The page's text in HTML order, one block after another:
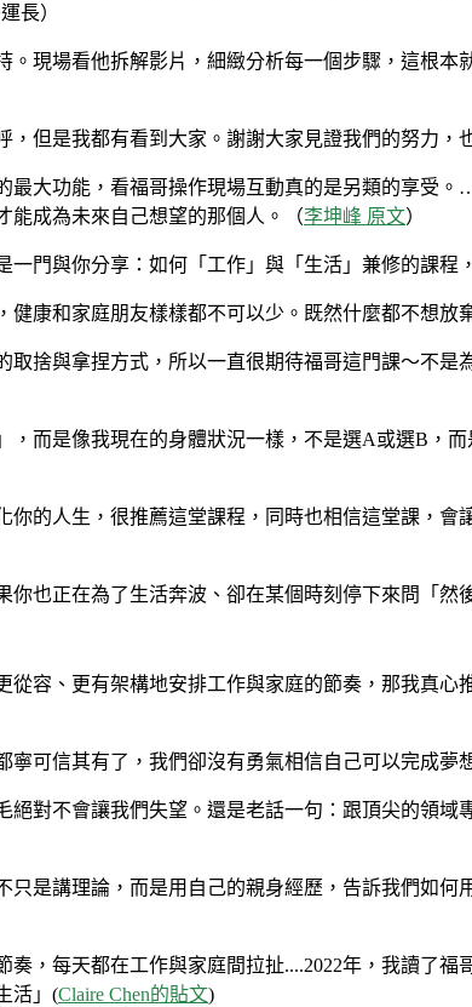
長）
現場看他拆解影片，細緻分析每一個步驟，這根
，但是我都有看到大家。謝謝大家見證我們的努力，
最大功能，看福哥操作現場互動真的是另類的享受
能成為未來自己想望的那個人。（李坤峰 原文）
一門與你分享：如何「工作」與「生活」兼修的課程
康和家庭朋友樣樣都不可以少。既然什麼都不想放
捨與拿捏方式，所以一直很期待福哥這門課～不
而是像我現在的身體狀況一樣，不是選A或選B，
的人生，很推薦這堂課程，同時也相信這堂課，
也正在為了生活奔波、卻在某個時刻停下來問「
容、更有架構地安排工作與家庭的節奏，那我真心
可信其有了，我們卻沒有勇氣相信自己可以完成夢
對不會讓我們失望。還是老話一句：跟頂尖的領
是講理論，而是用自己的親身經歷，告訴我們如
，每天都在工作與家庭間拉扯....2022年，我讀了
活」(Claire Chen的貼文)